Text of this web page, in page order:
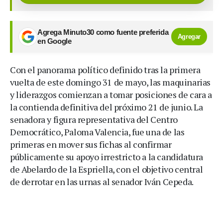
Agrega Minuto30 como fuente preferida
en Google
Agregar
Con el panorama político definido tras la primera
vuelta de este domingo 31 de mayo, las maquinarias
y liderazgos comienzan a tomar posiciones de cara a
la contienda definitiva del próximo 21 de junio. La
senadora y figura representativa del Centro
Democrático, Paloma Valencia, fue una de las
primeras en mover sus fichas al confirmar
públicamente su apoyo irrestricto a la candidatura
de Abelardo de la Espriella, con el objetivo central
de derrotar en las urnas al senador Iván Cepeda.